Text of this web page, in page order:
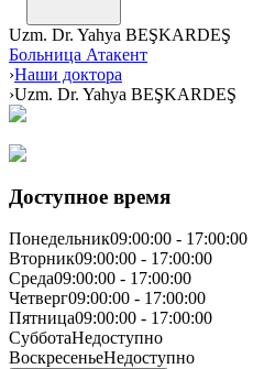
Uzm. Dr. Yahya BEŞKARDEŞ
Больница Атакент
›Наши доктора
›Uzm. Dr. Yahya BEŞKARDEŞ
Доступное время
Понедельник09:00:00 - 17:00:00
Вторник09:00:00 - 17:00:00
Среда09:00:00 - 17:00:00
Четверг09:00:00 - 17:00:00
Пятница09:00:00 - 17:00:00
СубботаНедоступно
ВоскресеньеНедоступно